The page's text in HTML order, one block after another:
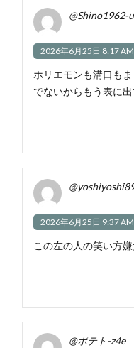
@Shino1962-
2026年6月25日 8:17 AM
ホリエモンも溝口も
でないからもう表に出
2026年6月25日 9:37 AM
この左の人の笑い方
@ポテト-z4e